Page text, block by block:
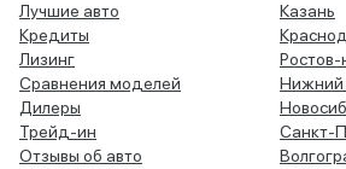
Лучшие авто
Кредиты
Лизинг
Сравнения моделей
Дилеры
Трейд-ин
Отзывы об авто
Казань
Нижний
Санкт-